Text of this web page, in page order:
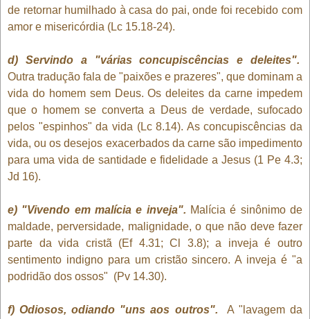
de retornar humilhado à casa do pai, onde foi recebido com
amor e misericórdia (Lc 15.18-24).
d) Servindo a "várias concupiscências e deleites".
Outra tradução fala de "paixões e prazeres", que dominam a
vida do homem sem Deus. Os deleites da carne impedem
que o homem se converta a Deus de verdade, sufocado
pelos "espinhos" da vida (Lc 8.14). As concupiscências da
vida, ou os desejos exacerbados da carne são impedimento
para uma vida de santidade e fidelidade a Jesus (1 Pe 4.3;
Jd 16).
e) "Vivendo em malícia e inveja". Malícia é sinônimo de
maldade, perversidade, malignidade, o que não deve fazer
parte da vida cristã (Ef 4.31; Cl 3.8); a inveja é outro
sentimento indigno para um cristão sincero. A inveja é "a
podridão dos ossos" (Pv 14.30).
f) Odiosos, odiando "uns aos outros". A "lavagem da